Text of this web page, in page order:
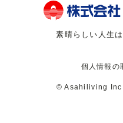
素晴らしい人生
個人情報の
© Asahiliving